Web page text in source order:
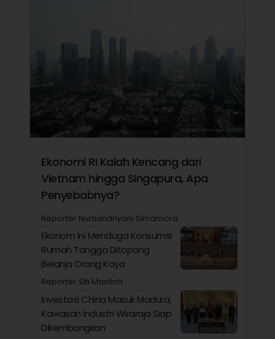
Ekonomi RI Kalah Kencang dari
Vietnam hingga Singapura, Apa
Penyebabnya?
Reporter Nurtiandriyani Simamora
Ekonom Ini Menduga Konsumsi
Rumah Tangga Ditopang
Belanja Orang Kaya
Reporter Siti Masitoh
Investasi China Masuk Madura,
Kawasan Industri Wiraraja Siap
Dikembangkan